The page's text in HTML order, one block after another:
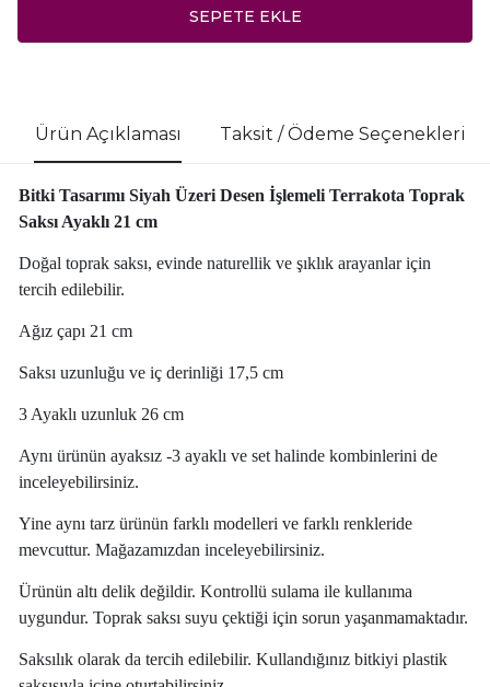
SEPETE EKLE
Ürün Açıklaması Taksit / Ödeme Seçenekleri
Bitki Tasarımı Siyah Üzeri Desen İşlemeli Terrakota Toprak
Saksı Ayaklı 21 cm
Doğal toprak saksı, evinde naturellik ve şıklık arayanlar için
tercih edilebilir.
Ağız çapı 21 cm
Saksı uzunluğu ve iç derinliği 17,5 cm
3 Ayaklı uzunluk 26 cm
Aynı ürünün ayaksız -3 ayaklı ve set halinde kombinlerini de
inceleyebilirsiniz.
Yine aynı tarz ürünün farklı modelleri ve farklı renkleride
mevcuttur. Mağazamızdan inceleyebilirsiniz.
Ürünün altı delik değildir. Kontrollü sulama ile kullanıma
uygundur. Toprak saksı suyu çektiği için sorun yaşanmamaktadır.
Saksılık olarak da tercih edilebilir. Kullandığınız bitkiyi plastik